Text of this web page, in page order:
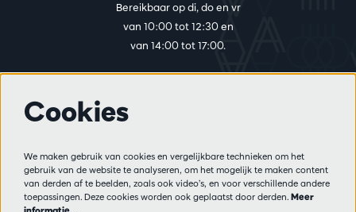
Bereikbaar op di, do en vr
van 10:00 tot 12:30 en
van 14:00 tot 17:00.
Privacy
Verkoopsvoorwaarden
Pers
Cookies
We maken gebruik van cookies en vergelijkbare technieken om het
gebruik van de website te analyseren, om het mogelijk te maken content
van derden af te beelden, zoals ook video’s, en voor verschillende andere
toepassingen. Deze cookies worden ook geplaatst door derden. Meer